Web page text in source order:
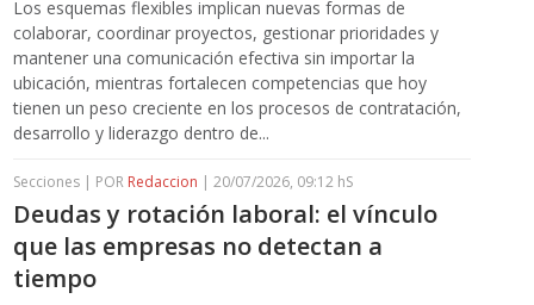
Los esquemas flexibles implican nuevas formas de
colaborar, coordinar proyectos, gestionar prioridades y
mantener una comunicación efectiva sin importar la
ubicación, mientras fortalecen competencias que hoy
tienen un peso creciente en los procesos de contratación,
desarrollo y liderazgo dentro de...
Secciones | POR Redaccion | 20/07/2026, 09:12 hS
Deudas y rotación laboral: el vínculo
que las empresas no detectan a
tiempo